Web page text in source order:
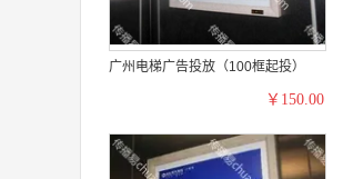
广州电梯广告投放（100框起投）
￥150.00